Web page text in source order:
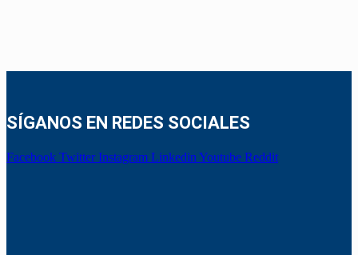
SÍGANOS EN REDES SOCIALES
Facebook Twitter Instagram Linkedin Youtube Reddit